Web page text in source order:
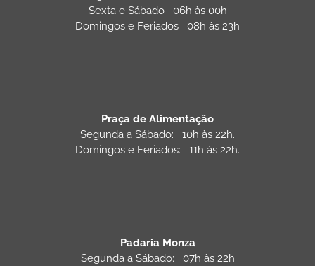
Sexta e Sábado 06h às 00h
Domingos e Feriados 08h às 23h
Praça de Alimentação
Segunda a Sábado: 10h às 22h.
Domingos e Feriados: 11h às 22h.
Padaria Monza
Segunda a Sábado: 07h às 22h